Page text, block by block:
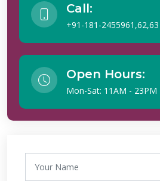
Call:
+91-181-2455961,62,63
Open Hours:
Mon-Sat: 11AM - 23PM